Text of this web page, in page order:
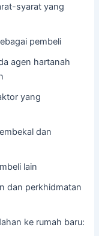
syarat yang
pembeli
agen hartanah
yang
dan
lain
dan perkhidmatan
ke rumah baru: